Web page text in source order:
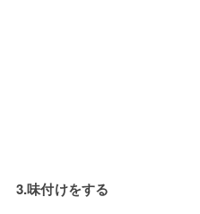
3.味付けをする